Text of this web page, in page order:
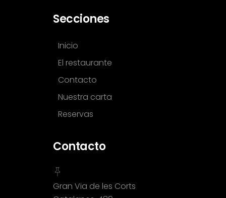
Secciones
Inicio
El restaurante
Contacto
Nuestra carta
Reservas
Contacto
Gran Via de les Corts